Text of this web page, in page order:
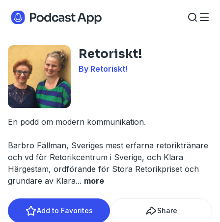
Retoriskt!
By Retoriskt!
En podd om modern kommunikation.
Barbro Fällman, Sveriges mest erfarna retoriktränare
och vd för Retorikcentrum i Sverige, och Klara
Härgestam, ordförande för Stora Retorikpriset och
grundare av Klara... more
Add to Favorites Share